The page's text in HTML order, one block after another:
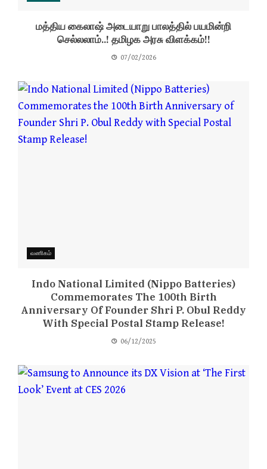
மத்திய கைலாஷ் அடையாறு பாலத்தில் பயமின்றி
செல்லலாம்..! தமிழக அரசு விளக்கம்!!
07/02/2026
வணிகம்
Indo National Limited (Nippo Batteries)
Commemorates The 100th Birth
Anniversary Of Founder Shri P. Obul Reddy
With Special Postal Stamp Release!
06/12/2025